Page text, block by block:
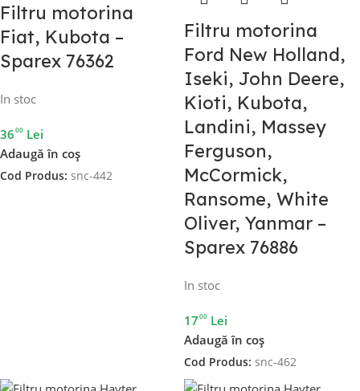
Filtru motorina
Fiat, Kubota –
Sparex 76362
In stoc
3600 Lei
Adaugă în coș
Cod Produs: snc-442
Filtru motorina
Ford New Holland,
Iseki, John Deere,
Kioti, Kubota,
Landini, Massey
Ferguson,
McCormick,
Ransome, White
Oliver, Yanmar –
Sparex 76886
In stoc
1700 Lei
Adaugă în coș
Cod Produs: snc-462